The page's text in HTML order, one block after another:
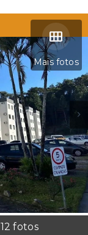
Mais fotos
12 fotos